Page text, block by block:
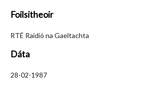
Foilsitheoir
RTÉ Raidió na Gaeltachta
Dáta
28-02-1987